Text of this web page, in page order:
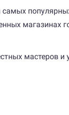
магазинах
мастеров и